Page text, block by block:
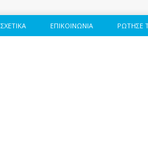
ΣΧΕΤΙΚΆ ΕΠΙΚΟΙΝΩΝΊΑ ΡΏΤΗΣΕ